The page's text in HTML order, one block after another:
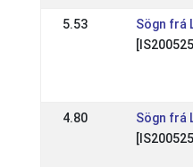
5.53
Sögn frá
4.80
Sögn frá